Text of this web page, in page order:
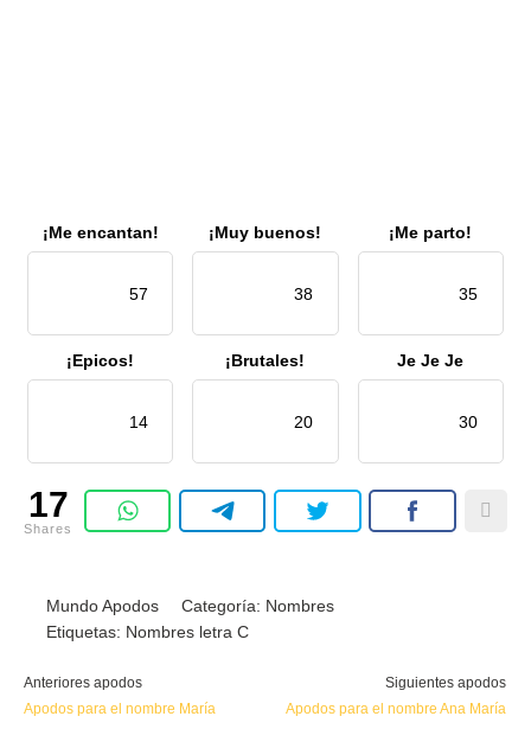
¡Me encantan!
57
¡Muy buenos!
38
¡Me parto!
35
¡Epicos!
14
¡Brutales!
20
Je Je Je
30
17
Shares
Mundo Apodos Categoría: Nombres
Etiquetas: Nombres letra C
Anteriores apodos
Apodos para el nombre María
Siguientes apodos
Apodos para el nombre Ana María